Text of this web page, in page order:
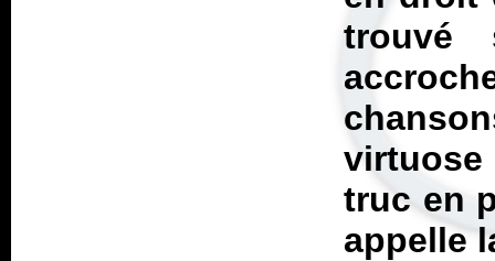
truc en
appelle